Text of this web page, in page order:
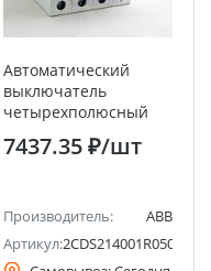
Автоматический
выключатель
четырехполюсный
SH204 C50 ABB
7437.35 ₽/шт
Производитель:
ABB
Артикул:2CDS214001R0504